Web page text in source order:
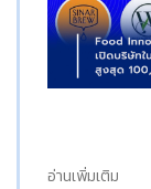
อ่านเพิ่มเติม